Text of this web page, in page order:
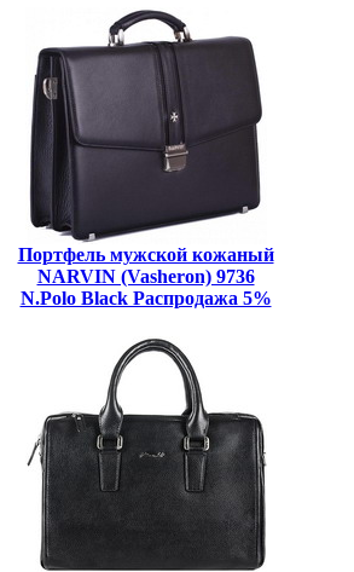
Портфель мужской кожаный
NARVIN (Vasheron) 9736
N.Polo Black Распродажа 5%